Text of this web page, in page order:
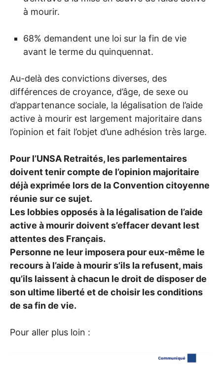
à mourir.
68% demandent une loi sur la fin de vie
avant le terme du quinquennat.
Au-delà des convictions diverses, des
différences de croyance, d’âge, de sexe ou
d’appartenance sociale, la légalisation de l’aide
active à mourir est largement majoritaire dans
l’opinion et fait l’objet d’une adhésion très large.
Pour l’UNSA Retraités, les parlementaires
doivent tenir compte de l’opinion majoritaire
déjà exprimée lors de la Convention citoyenne
réunie sur ce sujet.
Les lobbies opposés à la légalisation de l’aide
active à mourir doivent s’effacer devant lest
attentes des Français.
Personne ne leur imposera pour eux-même le
recours à l’aide à mourir s’ils la refusent, mais
qu’ils laissent à chacun le droit de disposer de
son ultime liberté et de choisir les conditions
de sa fin de vie.
Pour aller plus loin :